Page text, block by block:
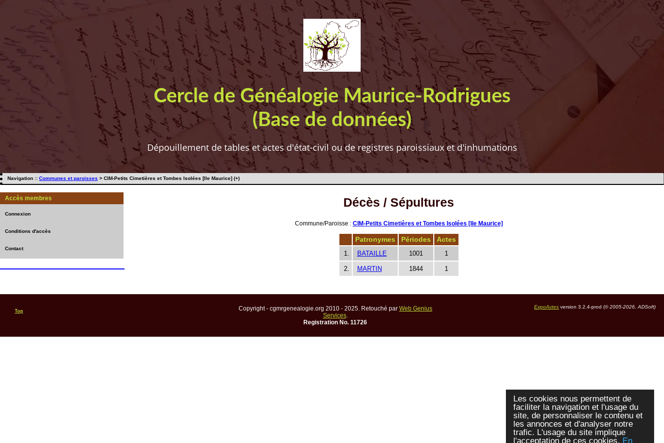
Les cookies nous permettent de
faciliter la navigation et l'usage du
site, de personnaliser le contenu et
les annonces et d'analyser notre
trafic. L'usage du site implique
l'acceptation de ces cookies. En
Cercle de Généalogie Maurice-Rodrigues
(Base de données)
Dépouillement de tables et actes d'état-civil ou de registres paroissiaux et d'inhumations
Navigation :: Communes et paroisses > CIM-Petits Cimetières et Tombes Isolées [Ile Maurice] (+)
Accès membres
Connexion
Conditions d'accès
Contact
Décès / Sépultures
Commune/Paroisse : CIM-Petits Cimetières et Tombes Isolées [Ile Maurice]
Patronymes Périodes Actes
1. BATAILLE 1001 1
2. MARTIN 1844 1
Top Copyright - cgmrgenealogie.org 2010 - 2025. Retouché par Web Genius
Services.
Registration No. 11726
ExpoActes version 3.2.4-prod (©2005-2026, ADSoft)